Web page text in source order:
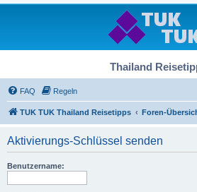
Thailand
FAQ Regeln
TUK TUK Thailand Reisetipps Foren-
Aktivierungs-Schlüssel senden
Benutzername: